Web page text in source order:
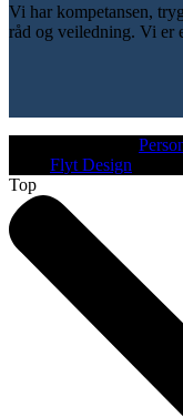
Vi har kompetansen,
råd og veiledning. Vi er
Flyt Design
Top